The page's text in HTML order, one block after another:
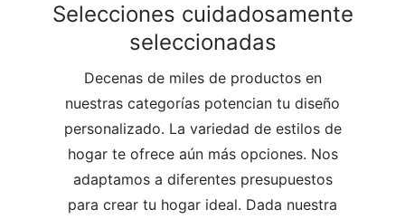
Selecciones cuidadosamente
seleccionadas
Decenas de miles de productos en
nuestras categorías potencian tu diseño
personalizado. La variedad de estilos de
hogar te ofrece aún más opciones. Nos
adaptamos a diferentes presupuestos
para crear tu hogar ideal. Dada nuestra